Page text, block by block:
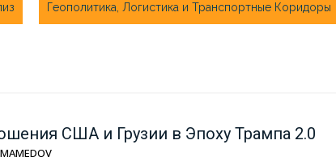
Геополитика, Логистика и Транспортные Коридоры
США и Грузии в Эпоху Трампа 2.0